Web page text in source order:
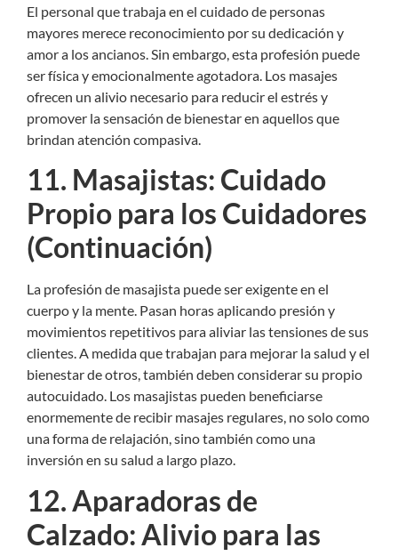
El personal que trabaja en el cuidado de personas
mayores merece reconocimiento por su dedicación y
amor a los ancianos. Sin embargo, esta profesión puede
ser física y emocionalmente agotadora. Los masajes
ofrecen un alivio necesario para reducir el estrés y
promover la sensación de bienestar en aquellos que
brindan atención compasiva.
11. Masajistas: Cuidado
Propio para los Cuidadores
(Continuación)
La profesión de masajista puede ser exigente en el
cuerpo y la mente. Pasan horas aplicando presión y
movimientos repetitivos para aliviar las tensiones de sus
clientes. A medida que trabajan para mejorar la salud y el
bienestar de otros, también deben considerar su propio
autocuidado. Los masajistas pueden beneficiarse
enormemente de recibir masajes regulares, no solo como
una forma de relajación, sino también como una
inversión en su salud a largo plazo.
12. Aparadoras de
Calzado: Alivio para las